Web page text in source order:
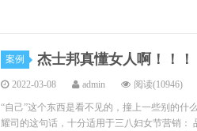
案例 杰士邦真懂女人啊！！！
2022-03-08 admin 阅读(10946)
“自己”这个东西是看不见的，撞上一些别的什
耀司的这句话，十分适用于三八妇女节营销：